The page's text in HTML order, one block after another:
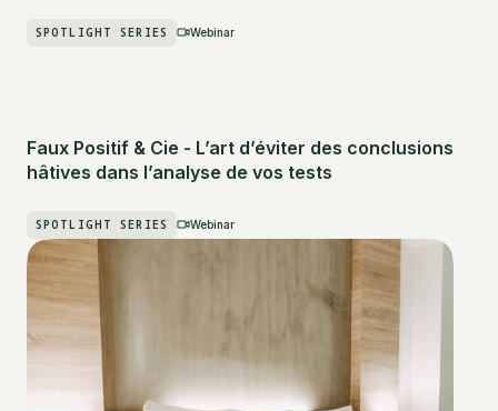
SPOTLIGHT SERIES Webinar
Faux Positif & Cie - L’art d’éviter des conclusions
hâtives dans l’analyse de vos tests
SPOTLIGHT SERIES Webinar